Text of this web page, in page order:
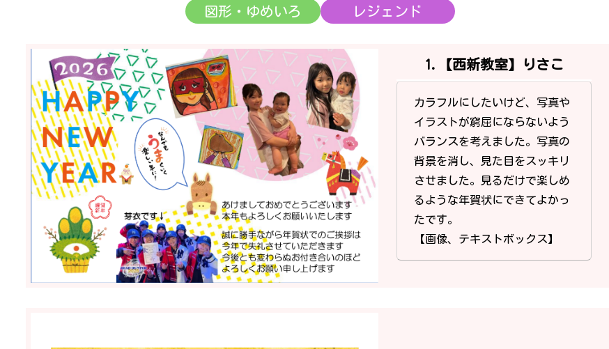
図形・ゆめいろ レジェンド
1.【西新教室】りさこ
カラフルにしたいけど、写真や
イラストが窮屈にならないよう
バランスを考えました。写真の
背景を消し、見た目をスッキリ
させました。見るだけで楽しめ
るような年賀状にできてよかっ
たです。
【画像、テキストボックス】